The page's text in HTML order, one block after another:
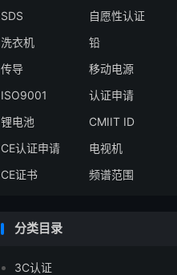
SDS
自愿性认证
洗衣机
铅
传导
移动电源
ISO9001
认证申请
锂电池
CMIIT ID
CE认证申请
电视机
CE证书
频谱范围
分类目录
3C认证